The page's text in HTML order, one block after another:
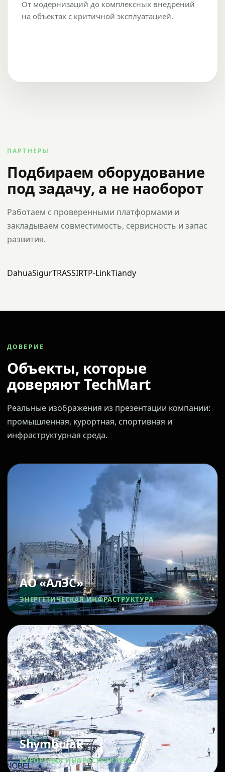
От модернизаций до комплексных внедрений
на объектах с критичной эксплуатацией.
ПАРТНЕРЫ
Подбираем оборудование
под задачу, а не наоборот
Работаем с проверенными платформами и
закладываем совместимость, сервисность и запас
развития.
DahuaSigurTRASSIRTP-LinkTiandy
ДОВЕРИЕ
Объекты, которые
доверяют TechMart
Реальные изображения из презентации компании:
промышленная, курортная, спортивная и
инфраструктурная среда.
АО «АлЭС»
ЭНЕРГЕТИЧЕСКАЯ ИНФРАСТРУКТУРА
Shymbulak
КУРОРТНАЯ ИНФРАСТРУКТУРА